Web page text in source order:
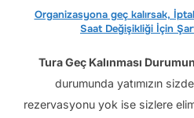
Organizasyona geç kalırsak,
Saat Değişikliği İçin
Tura Geç Kalınması
durumunda yatımızın
rezervasyonu yok ise sizlere